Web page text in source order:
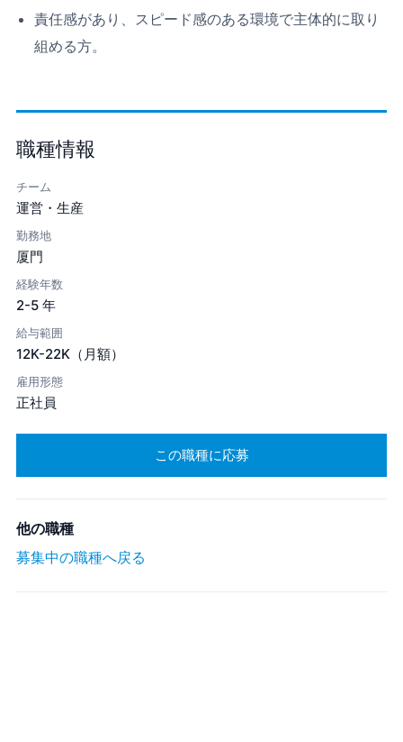
責任感があり、スピード感のある環境で主体的に取り
組める方。
職種情報
チーム
運営・生産
勤務地
厦門
経験年数
2-5 年
給与範囲
12K-22K（月額）
雇用形態
正社員
この職種に応募
他の職種
募集中の職種へ戻る